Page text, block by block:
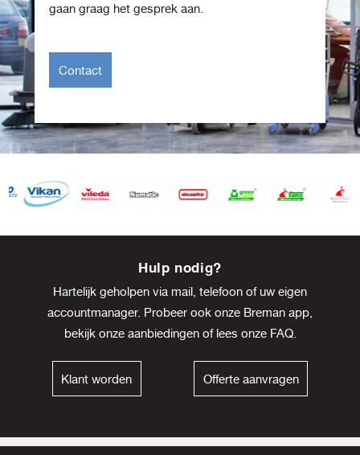
gaan graag het gesprek aan.
Contact
Hulp nodig?
Hartelijk geholpen via mail, telefoon of uw eigen
accountmanager. Probeer ook onze Breman app,
bekijk onze aanbiedingenof lees onze FAQ.
Klant worden Offerte aanvragen